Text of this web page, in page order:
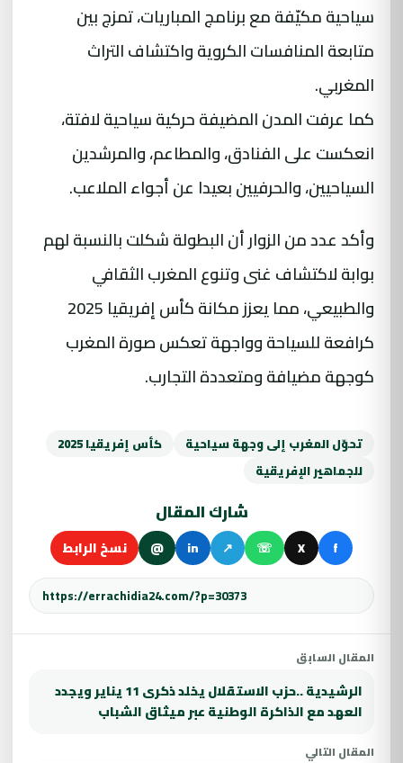
سياحية مكيّفة مع برنامج المباريات، تمزج بين
متابعة المنافسات الكروية واكتشاف التراث
المغربي.
كما عرفت المدن المضيفة حركية سياحية لافتة،
انعكست على الفنادق، والمطاعم، والمرشدين
السياحيين، والحرفيين بعيدا عن أجواء الملاعب.
وأكد عدد من الزوار أن البطولة شكلت بالنسبة لهم
بوابة لاكتشاف غنى وتنوع المغرب الثقافي
والطبيعي، مما يعزز مكانة كأس إفريقيا 2025
كرافعة للسياحة وواجهة تعكس صورة المغرب
كوجهة مضيافة ومتعددة التجارب.
تحوّل المغرب إلى وجهة سياحية
كأس إفريقيا 2025
للجماهير الإفريقية
شارك المقال
f
X
☏
↗
in
@ نسخ الرابط
المقال السابق
الرشيدية ..حزب الاستقلال يخلد ذكرى 11 يناير ويجدد
العهد مع الذاكرة الوطنية عبر ميثاق الشباب
المقال التالي